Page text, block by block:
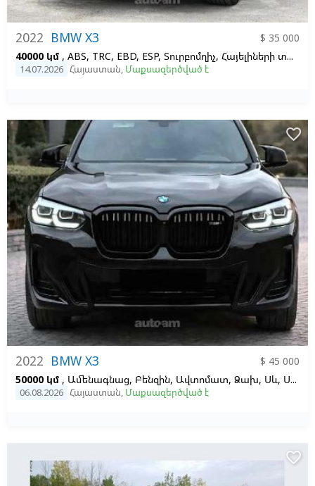
2022 BMW X3
$ 35 000
40000 կմ , ABS, TRC, EBD, ESP, Տուրբոմղիչ, Հայելիների տաքացում, Տաքացվող նստատեղեր
14.07.2026 Հայաստան, Մաքսազերծված է
2022 BMW X3
$ 45 000
50000 կմ , Ամենագնաց, Բենզին, Ավտոմատ, Ձախ, Սև, Սև, 2.0
06.08.2026 Հայաստան, Մաքսազերծված է
favorite_border
favorite_border